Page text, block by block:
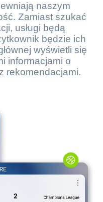
naszym
Zamiast szukać
usługi będą
będzie ich
wyświetli się
informacjami o
rekomendacjami.